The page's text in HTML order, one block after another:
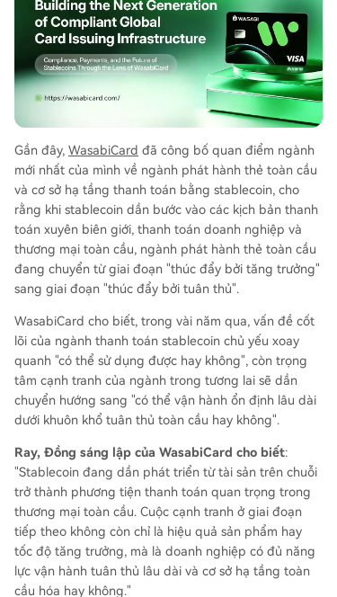
ểm soát rủi ro chưa đầy đủ. Ngành đang dần ch
uyển hướng từ mô hình tăng trưởng dựa vào “hi
ệu quả xám” sang con đường phát triển coi trọn
g tuân thủ, quản trị rủi ro và vận hành lâu dài. Đ
ể đáp ứng xu hướng này, WasabiCard tiết lộ chi
ến lược tập trung vào việc thiết lập hệ thống vậ
hép, xây dựng hệ thống KYC và AML chặt chẽ, p
hân biệt rõ ràng các kịch bản sử dụng BIN thươ
ng mại và tiêu dùng, cũng như hoàn thiện năng
lực cơ sở hạ tầng phát hành thẻ, thanh toán và c
huyển vốn xuyên biên giới. Mục tiêu là xây dựng
một cơ sở hạ tầng thanh toán ổn định, có khả nă
ng mở rộng,...
Gần đây, WasabiCard đã công bố quan điểm ngành
mới nhất của mình về ngành phát hành thẻ toàn cầu
và cơ sở hạ tầng thanh toán bằng stablecoin, cho
rằng khi stablecoin dần bước vào các kịch bản thanh
toán xuyên biên giới, thanh toán doanh nghiệp và
thương mại toàn cầu, ngành phát hành thẻ toàn cầu
đang chuyển từ giai đoạn "thúc đẩy bởi tăng trưởng"
sang giai đoạn "thúc đẩy bởi tuân thủ".
WasabiCard cho biết, trong vài năm qua, vấn đề cốt
lõi của ngành thanh toán stablecoin chủ yếu xoay
quanh "có thể sử dụng được hay không", còn trọng
tâm cạnh tranh của ngành trong tương lai sẽ dần
chuyển hướng sang "có thể vận hành ổn định lâu dài
dưới khuôn khổ tuân thủ toàn cầu hay không".
Ray, Đồng sáng lập của WasabiCard cho biết:
"Stablecoin đang dần phát triển từ tài sản trên chuỗi
trở thành phương tiện thanh toán quan trọng trong
thương mại toàn cầu. Cuộc cạnh tranh ở giai đoạn
tiếp theo không còn chỉ là hiệu quả sản phẩm hay
tốc độ tăng trưởng, mà là doanh nghiệp có đủ năng
lực vận hành tuân thủ lâu dài và cơ sở hạ tầng toàn
cầu hóa hay không."